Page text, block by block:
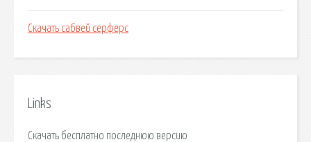
Скачать сабвей серферс
Links
Скачать бесплатно последнюю версию